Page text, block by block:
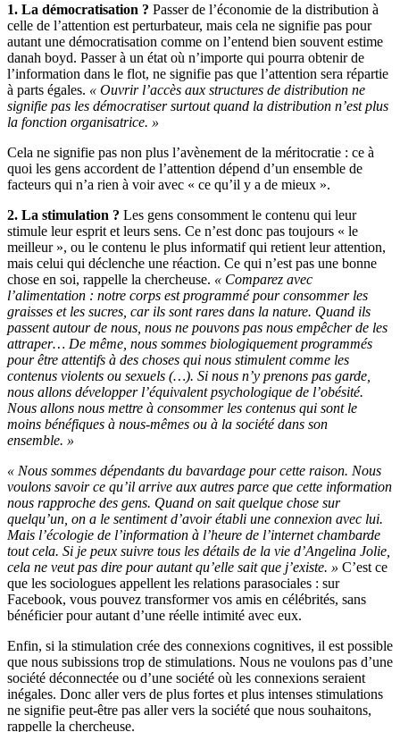
1. La démocratisation ? Passer de l’économie de la distribution à
celle de l’attention est perturbateur, mais cela ne signifie pas pour
autant une démocratisation comme on l’entend bien souvent estime
danah boyd. Passer à un état où n’importe qui pourra obtenir de
l’information dans le flot, ne signifie pas que l’attention sera répartie
à parts égales. « Ouvrir l’accès aux structures de distribution ne
signifie pas les démocratiser surtout quand la distribution n’est plus
la fonction organisatrice. »
Cela ne signifie pas non plus l’avènement de la méritocratie : ce à
quoi les gens accordent de l’attention dépend d’un ensemble de
facteurs qui n’a rien à voir avec « ce qu’il y a de mieux ».
2. La stimulation ? Les gens consomment le contenu qui leur
stimule leur esprit et leurs sens. Ce n’est donc pas toujours « le
meilleur », ou le contenu le plus informatif qui retient leur attention,
mais celui qui déclenche une réaction. Ce qui n’est pas une bonne
chose en soi, rappelle la chercheuse. « Comparez avec
l’alimentation : notre corps est programmé pour consommer les
graisses et les sucres, car ils sont rares dans la nature. Quand ils
passent autour de nous, nous ne pouvons pas nous empêcher de les
attraper… De même, nous sommes biologiquement programmés
pour être attentifs à des choses qui nous stimulent comme les
contenus violents ou sexuels (…). Si nous n’y prenons pas garde,
nous allons développer l’équivalent psychologique de l’obésité.
Nous allons nous mettre à consommer les contenus qui sont le
moins bénéfiques à nous-mêmes ou à la société dans son
ensemble. »
« Nous sommes dépendants du bavardage pour cette raison. Nous
voulons savoir ce qu’il arrive aux autres parce que cette information
nous rapproche des gens. Quand on sait quelque chose sur
quelqu’un, on a le sentiment d’avoir établi une connexion avec lui.
Mais l’écologie de l’information à l’heure de l’internet chambarde
tout cela. Si je peux suivre tous les détails de la vie d’Angelina Jolie,
cela ne veut pas dire pour autant qu’elle sait que j’existe. » C’est ce
que les sociologues appellent les relations parasociales : sur
Facebook, vous pouvez transformer vos amis en célébrités, sans
bénéficier pour autant d’une réelle intimité avec eux.
Enfin, si la stimulation crée des connexions cognitives, il est possible
que nous subissions trop de stimulations. Nous ne voulons pas d’une
société déconnectée ou d’une société où les connexions seraient
inégales. Donc aller vers de plus fortes et plus intenses stimulations
ne signifie peut-être pas aller vers la société que nous souhaitons,
rappelle la chercheuse.